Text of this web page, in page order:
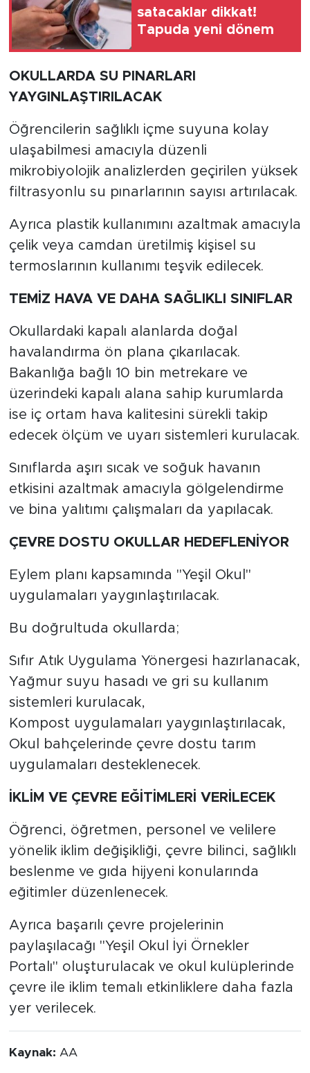
satacaklar dikkat!
Tapuda yeni dönem
OKULLARDA SU PINARLARI
YAYGINLAŞTIRILACAK
Öğrencilerin sağlıklı içme suyuna kolay
ulaşabilmesi amacıyla düzenli
mikrobiyolojik analizlerden geçirilen yüksek
filtrasyonlu su pınarlarının sayısı artırılacak.
Ayrıca plastik kullanımını azaltmak amacıyla
çelik veya camdan üretilmiş kişisel su
termoslarının kullanımı teşvik edilecek.
TEMİZ HAVA VE DAHA SAĞLIKLI SINIFLAR
Okullardaki kapalı alanlarda doğal
havalandırma ön plana çıkarılacak.
Bakanlığa bağlı 10 bin metrekare ve
üzerindeki kapalı alana sahip kurumlarda
ise iç ortam hava kalitesini sürekli takip
edecek ölçüm ve uyarı sistemleri kurulacak.
Sınıflarda aşırı sıcak ve soğuk havanın
etkisini azaltmak amacıyla gölgelendirme
ve bina yalıtımı çalışmaları da yapılacak.
ÇEVRE DOSTU OKULLAR HEDEFLENİYOR
Eylem planı kapsamında "Yeşil Okul"
uygulamaları yaygınlaştırılacak.
Bu doğrultuda okullarda;
Sıfır Atık Uygulama Yönergesi hazırlanacak,
Yağmur suyu hasadı ve gri su kullanım
sistemleri kurulacak,
Kompost uygulamaları yaygınlaştırılacak,
Okul bahçelerinde çevre dostu tarım
uygulamaları desteklenecek.
İKLİM VE ÇEVRE EĞİTİMLERİ VERİLECEK
Öğrenci, öğretmen, personel ve velilere
yönelik iklim değişikliği, çevre bilinci, sağlıklı
beslenme ve gıda hijyeni konularında
eğitimler düzenlenecek.
Ayrıca başarılı çevre projelerinin
paylaşılacağı "Yeşil Okul İyi Örnekler
Portalı" oluşturulacak ve okul kulüplerinde
çevre ile iklim temalı etkinliklere daha fazla
yer verilecek.
Kaynak: AA